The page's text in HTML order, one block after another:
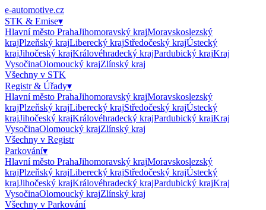
e-automotive.cz
STK & Emise▾
Hlavní město PrahaJihomoravský krajMoravskoslezský
krajPlzeňský krajLiberecký krajStředočeský krajÚstecký
krajJihočeský krajKrálovéhradecký krajPardubický krajKraj
VysočinaOlomoucký krajZlínský kraj
Všechny v STK
Registr & Úřady▾
Hlavní město PrahaJihomoravský krajMoravskoslezský
krajPlzeňský krajLiberecký krajStředočeský krajÚstecký
krajJihočeský krajKrálovéhradecký krajPardubický krajKraj
VysočinaOlomoucký krajZlínský kraj
Všechny v Registr
Parkování▾
Hlavní město PrahaJihomoravský krajMoravskoslezský
krajPlzeňský krajLiberecký krajStředočeský krajÚstecký
krajJihočeský krajKrálovéhradecký krajPardubický krajKraj
VysočinaOlomoucký krajZlínský kraj
Všechny v Parkování